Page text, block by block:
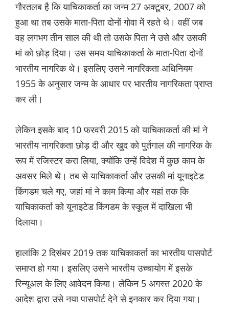
गौरतलब है कि याचिकाकर्ता का जन्म 27 अक्टूबर, 2007 को
हुआ था तब उसके माता-पिता दोनों गोवा में रहते थे। वहीं जब
वह लगभग तीन साल की थी तो उसके पिता ने उसे और उसकी
मां को छोड़ दिया। उस समय याचिकाकर्ता के माता-पिता दोनों
भारतीय नागरिक थे। इसलिए उसने नागरिकता अधिनियम
1955 के अनुसार जन्म के आधार पर भारतीय नागरिकता प्राप्त
कर ली।
लेकिन इसके बाद 10 फरवरी 2015 को याचिकाकर्ता की मां ने
भारतीय नागरिकता छोड़ दी और खुद को पुर्तगाल की नागरिक के
रूप में रजिस्टर करा लिया, क्योंकि उन्हें विदेश में कुछ काम के
अवसर मिले थे। तब से याचिकाकर्ता और उसकी मां यूनाइटेड
किंगडम चले गए, जहां मां ने काम किया और यहां तक कि
याचिकाकर्ता को यूनाइटेड किंगडम के स्कूल में दाखिला भी
दिलाया।
हालांकि 2 दिसंबर 2019 तक याचिकाकर्ता का भारतीय पासपोर्ट
समाप्त हो गया। इसलिए उसने भारतीय उच्चायोग में इसके
रिन्यूअल के लिए आवेदन किया। लेकिन 5 अगस्त 2020 के
आदेश द्वारा उसे नया पासपोर्ट देने से इनकार कर दिया गया।